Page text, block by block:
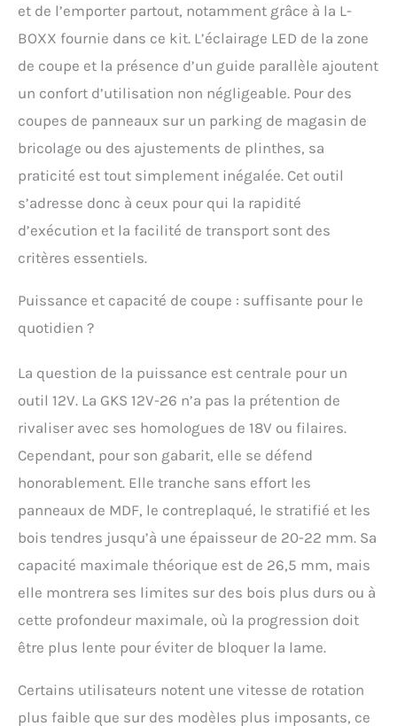
et de l’emporter partout, notamment grâce à la L-
BOXX fournie dans ce kit. L’éclairage LED de la zone
de coupe et la présence d’un guide parallèle ajoutent
un confort d’utilisation non négligeable. Pour des
coupes de panneaux sur un parking de magasin de
bricolage ou des ajustements de plinthes, sa
praticité est tout simplement inégalée. Cet outil
s’adresse donc à ceux pour qui la rapidité
d’exécution et la facilité de transport sont des
critères essentiels.
Puissance et capacité de coupe : suffisante pour le
quotidien ?
La question de la puissance est centrale pour un
outil 12V. La GKS 12V-26 n’a pas la prétention de
rivaliser avec ses homologues de 18V ou filaires.
Cependant, pour son gabarit, elle se défend
honorablement. Elle tranche sans effort les
panneaux de MDF, le contreplaqué, le stratifié et les
bois tendres jusqu’à une épaisseur de 20-22 mm. Sa
capacité maximale théorique est de 26,5 mm, mais
elle montrera ses limites sur des bois plus durs ou à
cette profondeur maximale, où la progression doit
être plus lente pour éviter de bloquer la lame.
Certains utilisateurs notent une vitesse de rotation
plus faible que sur des modèles plus imposants, ce